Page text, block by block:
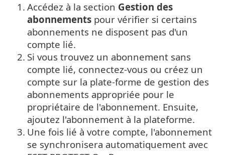
1. Accédez à la section Gestion des
abonnements pour vérifier si certains
abonnements ne disposent pas d'un
compte lié.
2. Si vous trouvez un abonnement sans
compte lié, connectez-vous ou créez un
compte sur la plate-forme de gestion des
abonnements appropriée pour le
propriétaire de l'abonnement. Ensuite,
ajoutez l'abonnement à la plateforme.
3. Une fois lié à votre compte, l'abonnement
se synchronisera automatiquement avec